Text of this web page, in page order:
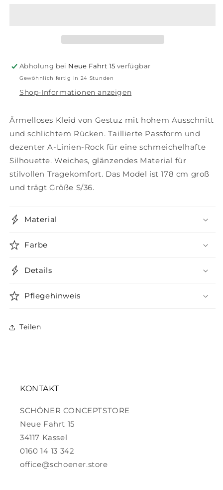
Abholung bei Neue Fahrt 15 verfügbar
Gewöhnlich fertig in 24 Stunden
Shop-Informationen anzeigen
Ärmelloses Kleid von Gestuz mit hohem Ausschnitt
und schlichtem Rücken. Taillierte Passform und
dezenter A-Linien-Rock für eine schmeichelhafte
Silhouette. Weiches, glänzendes Material für
stilvollen Tragekomfort. Das Model ist 178 cm groß
und trägt Größe S/36.
Material
Farbe
Details
Pflegehinweis
Teilen
KONTAKT
SCHÖNER CONCEPTSTORE
Neue Fahrt 15
34117 Kassel
0160 14 13 342
office@schoener.store